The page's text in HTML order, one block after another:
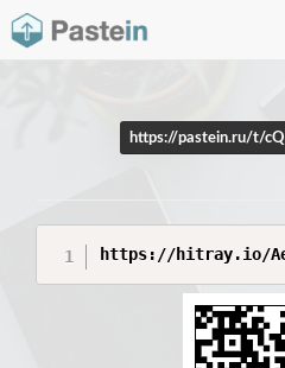
https://pastein.ru/t/
https://hitray.io/